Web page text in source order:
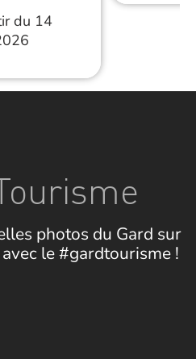
du 14
photos du Gard sur
le #gardtourisme !